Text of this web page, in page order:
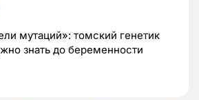
мутаций»: томский генетик
знать до беременности